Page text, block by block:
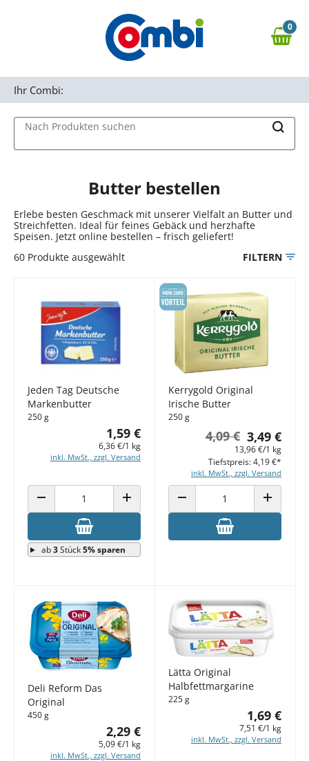
Zur Navigation springen
0,00 €
0
Nach Produkten suchen
Ihr Combi:
Butter bestellen
Erlebe besten Geschmack mit unserer Vielfalt an Butter und
Streichfetten. Ideal für feines Gebäck und herzhafte
Speisen. Jetzt online bestellen – frisch geliefert!
60 Produkte ausgewählt FILTERN
Jeden Tag Deutsche
Markenbutter
250 g
1,59 €
6,36 €/1 kg
inkl. MwSt., zzgl. Versand
ANZAHL VERRINGERN ANZAHL ERHÖHEN
ab3Stück5% sparen
Kerrygold Original
Irische Butter
250 g
3,49 €
4,09 €
13,96 €/1 kg
inkl. MwSt., zzgl. Versand
Tiefstpreis: 4,19 €*
ANZAHL VERRINGERN ANZAHL
Deli Reform Das
Original
450 g
2,29 €
5,09 €/1 kg
inkl. MwSt., zzgl. Versand
Lätta Original
Halbfettmargarine
225 g
1,69 €
7,51 €/1 kg
inkl. MwSt., zzgl. Versand